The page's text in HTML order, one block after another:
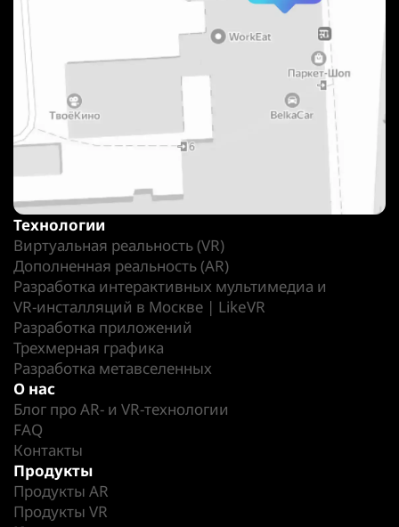
Технологии
Виртуальная реальность (VR)
Дополненная реальность (AR)
Разработка интерактивных мультимедиа и
VR-инсталляций в Москве | LikeVR
Разработка приложений
Трехмерная графика
Разработка метавселенных
О нас
Блог про AR- и VR-технологии
FAQ
Контакты
Продукты
Продукты AR
Продукты VR